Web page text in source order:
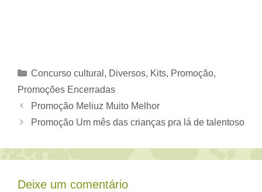
Categorias
Concurso cultural , Diversos, Kits, Promoção,
Promoções Encerradas
Promoção Meliuz Muito Melhor
Promoção Um mês das crianças pra lá de talentoso
Deixe um comentário